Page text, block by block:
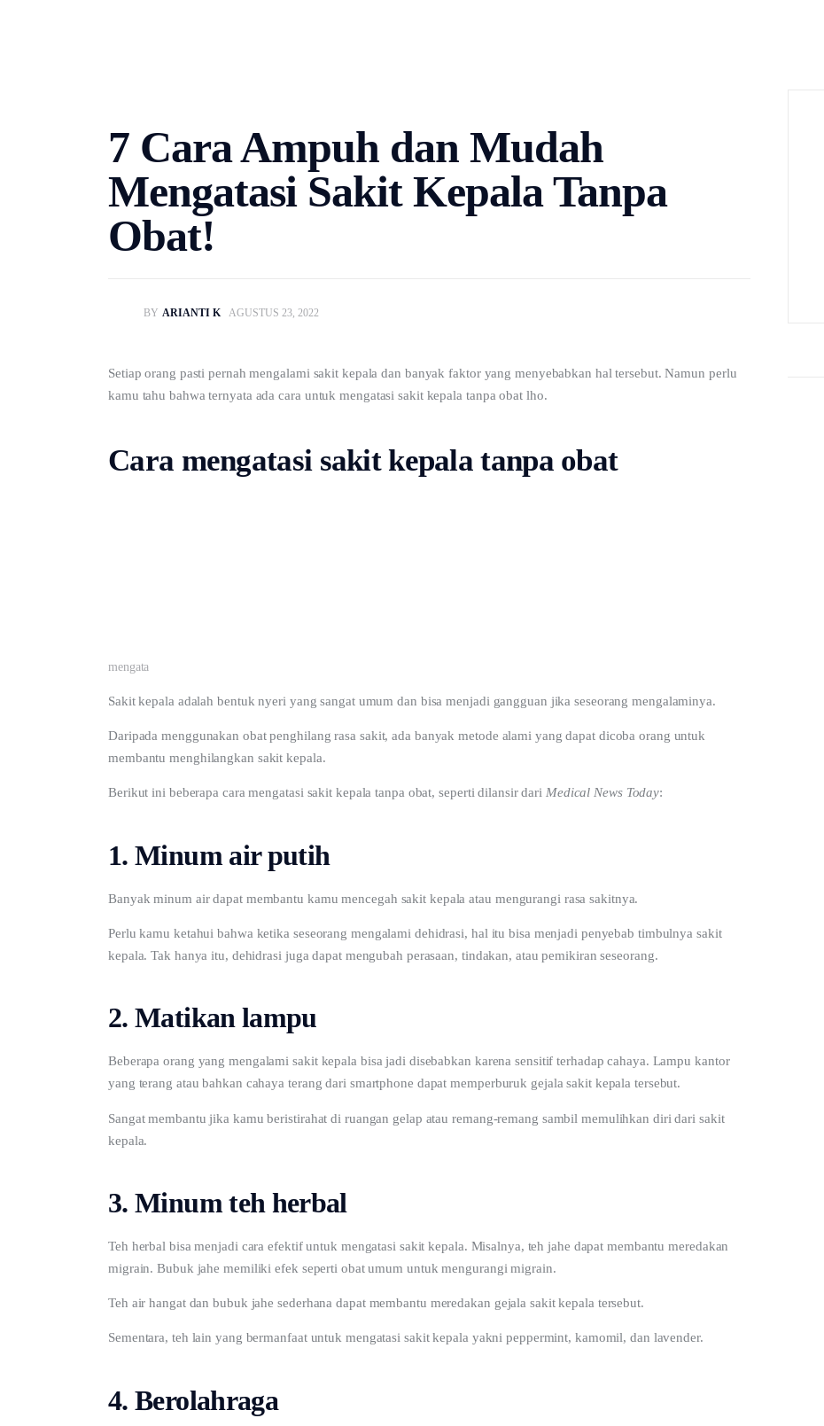
7 Cara Ampuh dan Mudah
Mengatasi Sakit Kepala Tanpa
Obat!
BY ARIANTI K AGUSTUS 23, 2022
Setiap orang pasti pernah mengalami sakit kepala dan banyak faktor yang menyebabkan hal tersebut. Namun perlu
kamu tahu bahwa ternyata ada cara untuk mengatasi sakit kepala tanpa obat lho.
Cara mengatasi sakit kepala tanpa obat
mengata
Sakit kepala adalah bentuk nyeri yang sangat umum dan bisa menjadi gangguan jika seseorang mengalaminya.
Daripada menggunakan obat penghilang rasa sakit, ada banyak metode alami yang dapat dicoba orang untuk
membantu menghilangkan sakit kepala.
Berikut ini beberapa cara mengatasi sakit kepala tanpa obat, seperti dilansir dari Medical News Today:
1. Minum air putih
Banyak minum air dapat membantu kamu mencegah sakit kepala atau mengurangi rasa sakitnya.
Perlu kamu ketahui bahwa ketika seseorang mengalami dehidrasi, hal itu bisa menjadi penyebab timbulnya sakit
kepala. Tak hanya itu, dehidrasi juga dapat mengubah perasaan, tindakan, atau pemikiran seseorang.
2. Matikan lampu
Beberapa orang yang mengalami sakit kepala bisa jadi disebabkan karena sensitif terhadap cahaya. Lampu kantor
yang terang atau bahkan cahaya terang dari smartphone dapat memperburuk gejala sakit kepala tersebut.
Sangat membantu jika kamu beristirahat di ruangan gelap atau remang-remang sambil memulihkan diri dari sakit
kepala.
3. Minum teh herbal
Teh herbal bisa menjadi cara efektif untuk mengatasi sakit kepala. Misalnya, teh jahe dapat membantu meredakan
migrain. Bubuk jahe memiliki efek seperti obat umum untuk mengurangi migrain.
Teh air hangat dan bubuk jahe sederhana dapat membantu meredakan gejala sakit kepala tersebut.
Sementara, teh lain yang bermanfaat untuk mengatasi sakit kepala yakni peppermint, kamomil, dan lavender.
4. Berolahraga